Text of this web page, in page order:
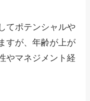
てポテンシャルや
すが、年齢が上が
やマネジメント経